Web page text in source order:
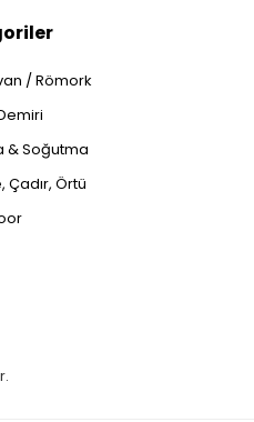
/ Römork
& Soğutma
Çadır, Örtü